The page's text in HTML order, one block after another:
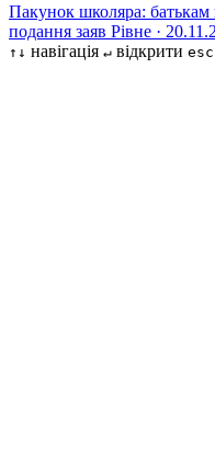
Пакунок школяра: батькам
подання заяв Рівне ·
↑↓ навігація ↵ відкрити esc